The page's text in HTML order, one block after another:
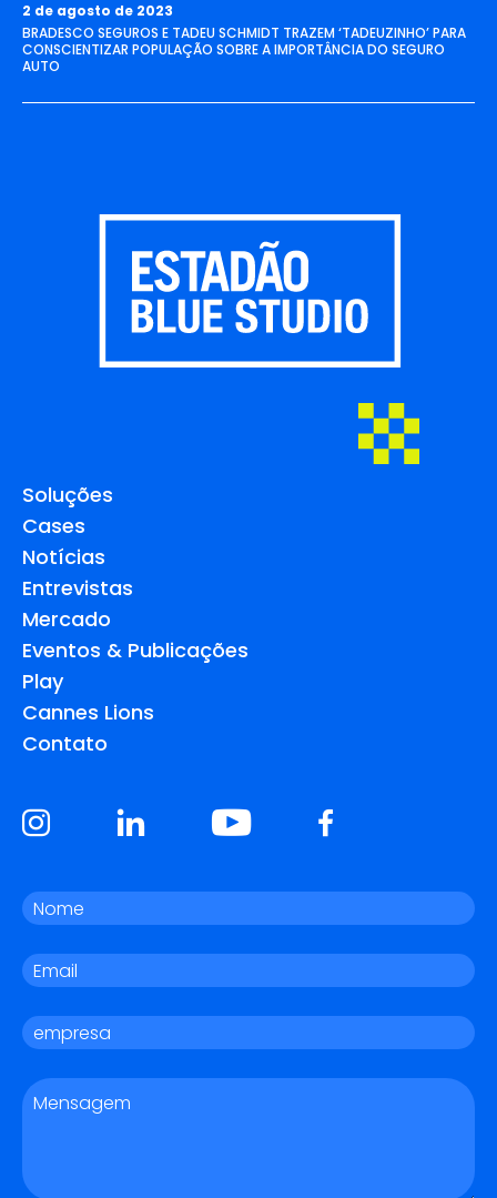
2 de agosto de 2023
BRADESCO SEGUROS E TADEU SCHMIDT TRAZEM ‘TADEUZINHO’ PARA
CONSCIENTIZAR POPULAÇÃO SOBRE A IMPORTÂNCIA DO SEGURO
AUTO
Soluções
Cases
Notícias
Entrevistas
Mercado
Eventos & Publicações
Play
Cannes Lions
Contato